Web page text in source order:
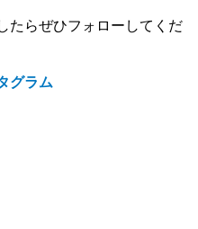
たらぜひフォローしてくだ
グラム